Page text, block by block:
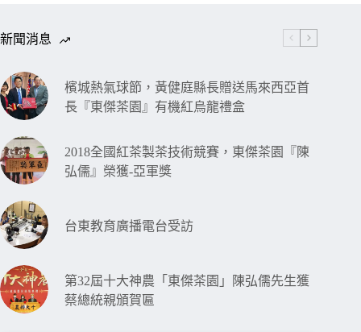
新聞消息
檳城熱氣球節，黃健庭縣長贈送馬來西亞首
長『東傑茶園』有機紅烏龍禮盒
2018全國紅茶製茶技術競賽，東傑茶園『陳
弘儒』榮獲-亞軍獎
台東教育廣播電台受訪
第32屆十大神農「東傑茶園」陳弘儒先生獲
蔡總統親頒賀匾